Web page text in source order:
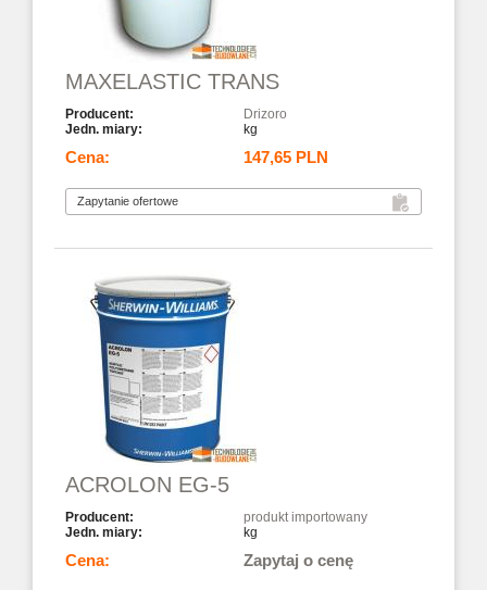
MAXELASTIC TRANS
Drizoro
kg
147,65 PLN
ACROLON EG-5
produkt importowany
kg
Zapytaj o cenę